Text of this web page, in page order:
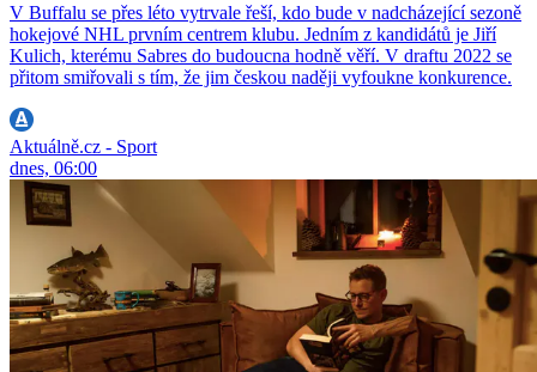
V Buffalu se přes léto vytrvale řeší, kdo bude v nadcházející sezoně
hokejové NHL prvním centrem klubu. Jedním z kandidátů je Jiří
Kulich, kterému Sabres do budoucna hodně věří. V draftu 2022 se
přitom smiřovali s tím, že jim českou naději vyfoukne konkurence.
Aktuálně.cz - Sport
dnes, 06:00